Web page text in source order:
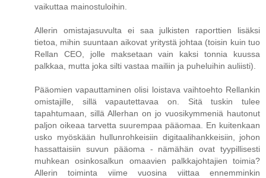
vaikuttaa mainostuloihin.
Allerin omistajasuvulta ei saa julkisten raporttien lisäksi
tietoa, mihin suuntaan aikovat yritystä johtaa (toisin kuin tuo
Rellan CEO, jolle maksetaan vain kaksi tonnia kuussa
palkkaa, mutta joka silti vastaa mailiin ja puheluihin auliisti).
Pääomien vapauttaminen olisi loistava vaihtoehto Rellankin
omistajille, sillä vapautettavaa on. Sitä tuskin tulee
tapahtumaan, sillä Allerhan on jo vuosikymmeniä hautonut
paljon oikeaa tarvetta suurempaa pääomaa. En kuitenkaan
usko myöskään hullunrohkeisiin digitaalihankkeisiin, johon
hassattaisiin suvun pääoma - nämähän ovat tyypillisesti
muhkean osinkosalkun omaavien palkkajohtajien toimia?
Allerin toiminta viime vuosina viittaa ennemminkin